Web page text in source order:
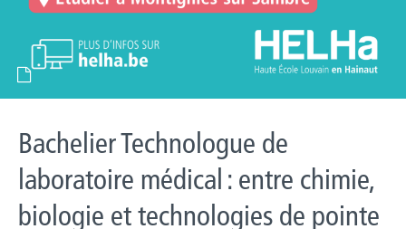
Bachelier Technologue de
laboratoire médical : entre chimie,
biologie et technologies de pointe